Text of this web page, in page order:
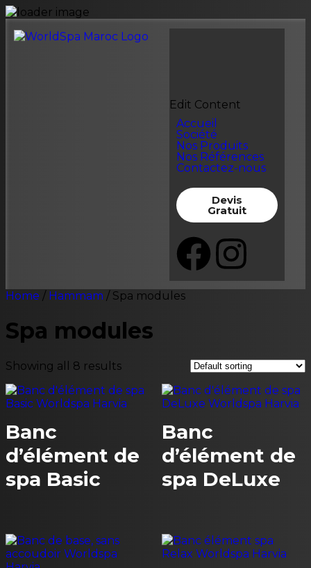
Edit Content
Accueil
Société
Nos Produits
Nos Références
Contactez-nous
Devis
Gratuit
Home / Hammam / Spa modules
Spa modules
Showing all 8 results
Banc
d’élément de
spa Basic
Banc
d’élément de
spa DeLuxe